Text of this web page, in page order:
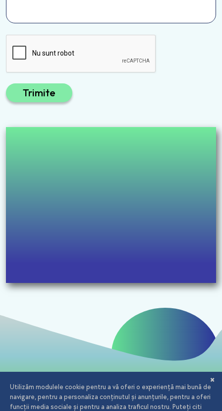
Trimite
Email:office@iagency.ro